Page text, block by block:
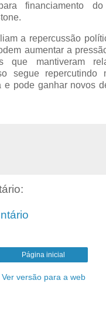
financiamento do
a repercussão
aumentar a
que mantiveram
segue repercutindo
e pode ganhar novos
Página inicial
Ver versão para a web